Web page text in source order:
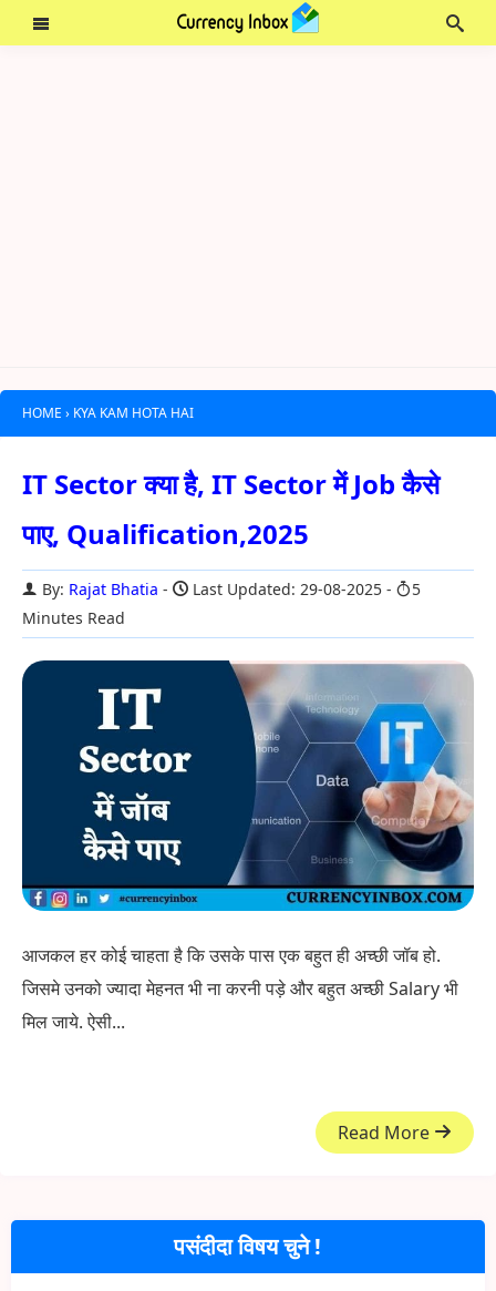
HOME › KYA KAM HOTA HAI
IT Sector क्या है, IT Sector में Job कैसे
पाए, Qualification,2025
By: Rajat Bhatia Last Updated: 29-08-2025
5
Minutes Read
आजकल हर कोई चाहता है कि उसके पास एक बहुत ही अच्छी जॉब हो.
जिसमे उनको ज्यादा मेहनत भी ना करनी पड़े और बहुत अच्छी Salary भी
मिल जाये. ऐसी...
Read More
पसंदीदा विषय चुने !